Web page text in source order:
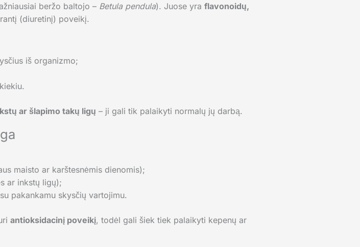
beržo baltojo – Betula pendula). Juose yra flavonoidų,
(diuretinį) poveikį.
iš organizmo;
ar šlapimo takų ligų – ji gali tik palaikyti normalų jų darbą.
maisto ar karštesnėmis dienomis);
ar inkstų ligų);
pakankamu skysčių vartojimu.
antioksidacinį poveikį, todėl gali šiek tiek palaikyti kepenų ar